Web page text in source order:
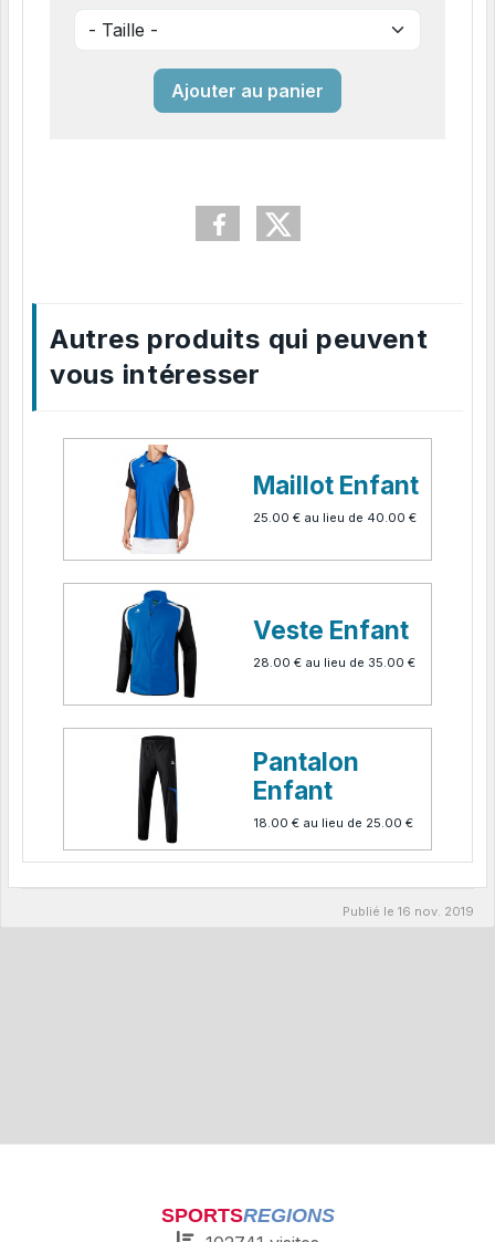
Ajouter au panier
Autres produits qui peuvent
vous intéresser
Maillot Enfant
25.00 € au lieu de 40.00 €
Veste Enfant
28.00 € au lieu de 35.00 €
Pantalon
Enfant
18.00 € au lieu de 25.00 €
Publié le 16 nov. 2019
SPORTSREGIONS